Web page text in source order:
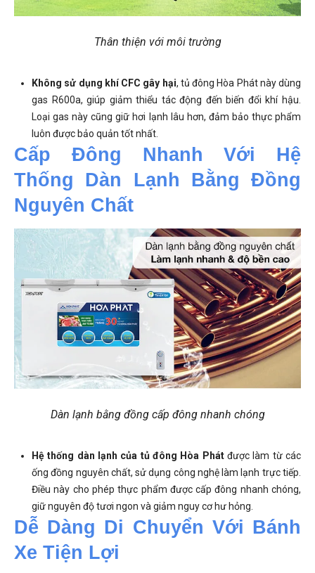
Thân thiện với môi trường
Không sử dụng khí CFC gây hại, tủ đông Hòa Phát này dùng
gas R600a, giúp giảm thiểu tác động đến biến đổi khí hậu.
Loại gas này cũng giữ hơi lạnh lâu hơn, đảm bảo thực phẩm
luôn được bảo quản tốt nhất.
Cấp Đông Nhanh Với Hệ
Thống Dàn Lạnh Bằng Đồng
Nguyên Chất
Dàn lạnh bằng đồng cấp đông nhanh chóng
Hệ thống dàn lạnh của tủ đông Hòa Phátđược làm từ các
ống đồng nguyên chất, sử dụng công nghệ làm lạnh trực tiếp.
Điều này cho phép thực phẩm được cấp đông nhanh chóng,
giữ nguyên độ tươi ngon và giảm nguy cơ hư hỏng.
Dễ Dàng Di Chuyển Với Bánh
Xe Tiện Lợi